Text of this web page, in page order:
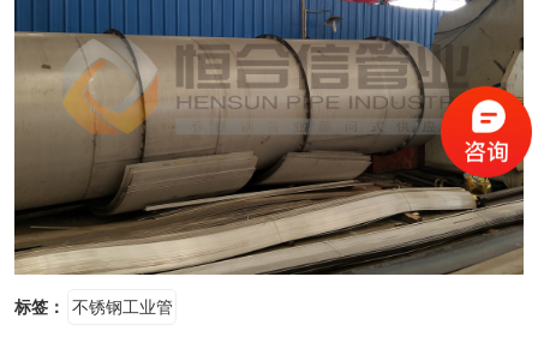
标签： 不锈钢工业管